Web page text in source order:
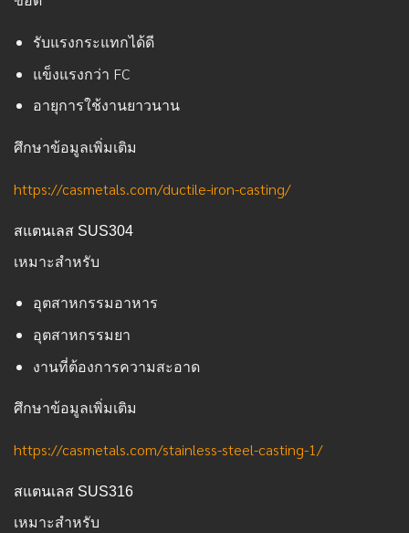
รับแรงกระแทกได้ดี
แข็งแรงกว่า FC
อายุการใช้งานยาวนาน
ศึกษาข้อมูลเพิ่มเติม
https://casmetals.com/ductile-iron-casting/
สแตนเลส SUS304
เหมาะสำหรับ
อุตสาหกรรมอาหาร
อุตสาหกรรมยา
งานที่ต้องการความสะอาด
ศึกษาข้อมูลเพิ่มเติม
https://casmetals.com/stainless-steel-casting-1/
สแตนเลส SUS316
เหมาะสำหรับ